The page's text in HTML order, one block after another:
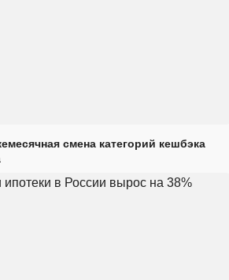
смена категорий кешбэка